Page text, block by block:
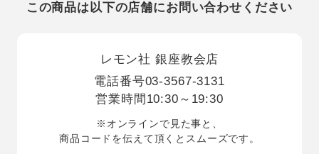
この商品は以下の店舗にお問い合わせください
レモン社 銀座教会店
電話番号03-3567-3131
営業時間 10:30～19:30
※オンラインで見た事と、
商品コードを伝えて頂くとスムーズです。